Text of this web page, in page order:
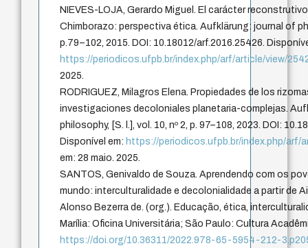
NIEVES-LOJA, Gerardo Miguel. El carácter
Chimborazo: perspectiva ética. Aufklärung: journal of
p.79–102, 2015. DOI: 10.18012/arf.2016.25426.
https://periodicos.ufpb.br/index.php/arf/article/view/
2025.
RODRIGUEZ, Milagros Elena. Propiedades de los
investigaciones decoloniales planetaria-complejas.
philosophy, [S. l.], vol. 10, nº 2, p. 97–108, 2023. DOI:
Disponível em: https://periodicos.ufpb.br/index.php/arf/
em: 28 maio. 2025.
SANTOS, Genivaldo de Souza. Aprendendo com os
mundo: interculturalidade e decolonialidade a partir de
Alonso Bezerra de. (org.). Educação, ética,
Marília: Oficina Universitária; São Paulo: Cultura
https://doi.org/10.36311/2022.978-65-5954-212-